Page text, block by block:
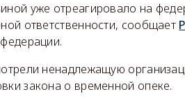
уже отреагировало на
ответственности, сообщает
ненадлежащую
закона о временной опеке.